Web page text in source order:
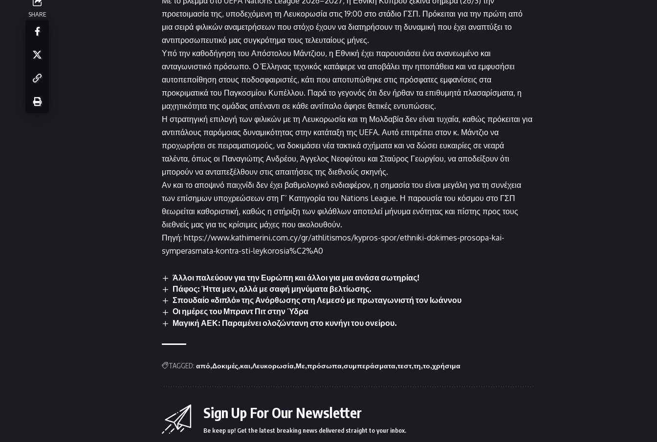
SHARE
προετοιμασία της, υποδεχόμενη τη Λευκορωσία στις 19:00 στο στάδιο ΓΣΠ. Πρόκειται για την πρώτη από
μια σειρά φιλικών αναμετρήσεων που στόχο έχουν να διατηρήσουν τη δυναμική που έχει αναπτύξει το
αντιπροσωπευτικό μας συγκρότημα τους τελευταίους μήνες.
Υπό την καθοδήγηση του Απόστολου Μάντζιου, η Εθνική έχει παρουσιάσει ένα ανανεωμένο και
ανταγωνιστικό πρόσωπο. Ο Έλληνας τεχνικός κατάφερε να αποβάλει την ηττοπάθεια και να εμφυσήσει
αυτοπεποίθηση στους ποδοσφαιριστές, κάτι που αποτυπώθηκε στις πρόσφατες εμφανίσεις στα
προκριματικά του Παγκοσμίου Κυπέλλου. Παρά το γεγονός ότι δεν ήρθαν τα επιθυμητά πλασαρίσματα, η
μαχητικότητα της ομάδας απέναντι σε κάθε αντίπαλο άφησε θετικές εντυπώσεις.
Η στρατηγική επιλογή των φιλικών με τη Λευκορωσία και τη Μολδαβία δεν είναι τυχαία, καθώς πρόκειται για
αντιπάλους παρόμοιας δυναμικότητας στην κατάταξη της UEFA. Αυτό επιτρέπει στον κ. Μάντζιο να
προχωρήσει σε πειραματισμούς, να δοκιμάσει νέα τακτικά σχήματα και να δώσει ευκαιρίες σε νεαρά
ταλέντα, όπως οι Παναγιώτης Ανδρέου, Άγγελος Νεοφύτου και Σταύρος Γεωργίου, να αποδείξουν ότι
μπορούν να ανταπεξέλθουν στις απαιτήσεις της διεθνούς σκηνής.
Αν και το αποψινό παιχνίδι δεν έχει βαθμολογικό ενδιαφέρον, η σημασία του είναι μεγάλη για τη συνέχεια
των επίσημων υποχρεώσεων στη Γ’ Κατηγορία του Nations League. Η παρουσία του κόσμου στο ΓΣΠ
θεωρείται καθοριστική, καθώς η στήριξη των φιλάθλων αποτελεί μήνυμα ενότητας και πίστης προς τους
διεθνείς μας για τις κρίσιμες μάχες που ακολουθούν.
Πηγή: https://www.kathimerini.com.cy/gr/athlitismos/kypros-spor/ethniki-dokimes-prosopa-kai-
symperasmata-kontra-sti-leykorosia%C2%A0
Άλλοι παλεύουν για την Ευρώπη και άλλοι για μια ανάσα σωτηρίας!
Πάφος: Ήττα μεν, αλλά με σαφή μηνύματα βελτίωσης.
Σπουδαίο «διπλό» της Ανόρθωσης στη Λεμεσό με πρωταγωνιστή τον Ιωάννου
Οι ημέρες του Μπραντ Πιτ στην Ύδρα
Μαγική ΑΕΚ: Παραμένει ολοζώντανη στο κυνήγι του ονείρου.
TAGGED: από Δοκιμές και Λευκορωσία Με πρόσωπα συμπεράσματα τεστ τη το χρήσιμα
Sign Up For Our Newsletter
Be keep up! Get the latest breaking news delivered straight to your inbox.